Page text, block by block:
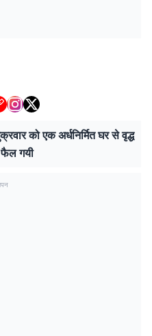
को एक अर्धनिर्मित घर से वृद्ध
गयी